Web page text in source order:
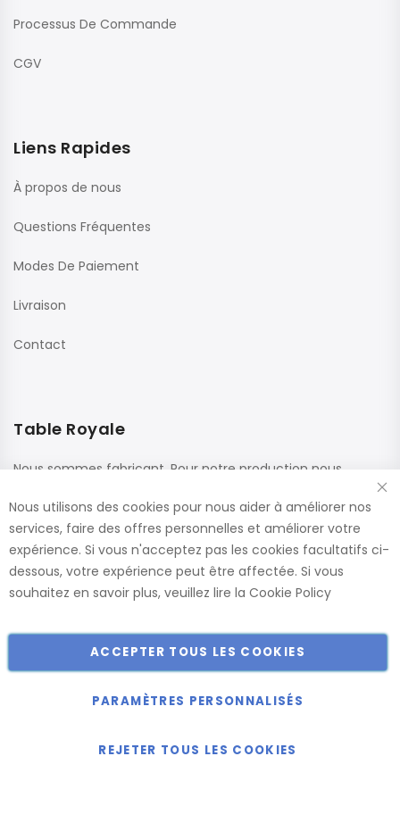
Processus De Commande
CGV
Liens Rapides
À propos de nous
Questions Fréquentes
Modes De Paiement
Livraison
Contact
Table Royale
Nous sommes fabricant. Pour notre production nous
renommés. Ces panneaux sont confectionnés dans nos
usines, ce qui nous permet de vous offrir le plus large choix
de dimensions et de finitions.
Catalogue
Tous droits réservés.
Nous utilisons des cookies pour nous aider à améliorer nos
services, faire des offres personnelles et améliorer votre
expérience. Si vous n'acceptez pas les cookies facultatifs ci-
dessous, votre expérience peut être affectée. Si vous
souhaitez en savoir plus, veuillez lire la Cookie Policy
ACCEPTER TOUS LES COOKIES
PARAMÈTRES PERSONNALISÉS
REJETER TOUS LES COOKIES